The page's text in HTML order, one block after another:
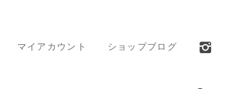
マイアカウント ショップブログ